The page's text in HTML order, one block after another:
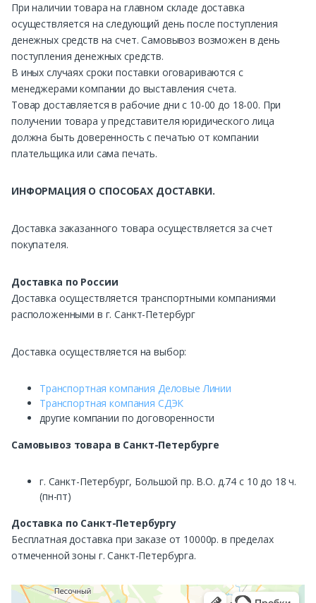
При наличии товара на главном складе доставка
осуществляется на следующий день после поступления
денежных средств на счет. Самовывоз возможен в день
поступления денежных средств.
В иных случаях сроки поставки оговариваются с
менеджерами компании до выставления счета.
Товар доставляется в рабочие дни с 10-00 до 18-00. При
получении товара у представителя юридического лица
должна быть доверенность с печатью от компании
плательщика или сама печать.
ИНФОРМАЦИЯ О СПОСОБАХ ДОСТАВКИ.
Доставка заказанного товара осуществляется за счет
покупателя.
Доставка по России
Доставка осуществляется транспортными компаниями
расположенными в г. Санкт-Петербург
Доставка осуществляется на выбор:
Транспортная компания Деловые Линии
Транспортная компания СДЭК
другие компании по договоренности
Самовывоз товара в Санкт-Петербурге
г. Санкт-Петербург, Большой пр. В.О. д.74 с 10 до 18 ч.
(пн-пт)
Доставка по Санкт-Петербургу
Бесплатная доставка при заказе от 10000р. в пределах
отмеченной зоны г. Санкт-Петербурга.